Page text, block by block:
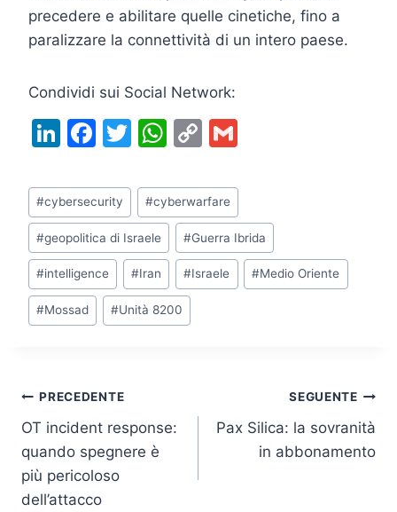
precedere e abilitare quelle cinetiche, fino a
paralizzare la connettività di un intero paese.
Condividi sui Social Network:
Li
k
e
dI
n
F
c
e
b
o
o
k
T
itt
er
W
at
s
A
p
p
C
p
y
Li
n
ai
l
Tag
articolo:
#cybersecurity #cyberwarfare
#geopolitica di Israele #Guerra Ibrida
#intelligence #Iran #Israele #Medio Oriente
#Mossad #Unità 8200
Navigazione
articoli
PRECEDENTE
OT incident response:
quando spegnere è
più pericoloso
dell’attacco
SEGUENTE
Pax Silica: la sovranità
in abbonamento